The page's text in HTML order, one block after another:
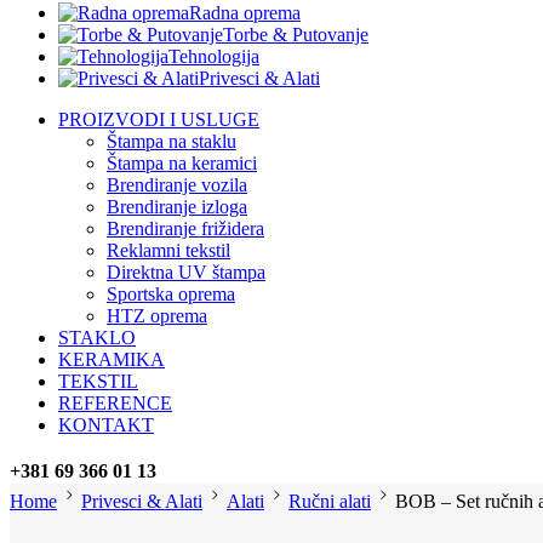
Radna oprema
Torbe & Putovanje
Tehnologija
Privesci & Alati
PROIZVODI I USLUGE
Štampa na staklu
Štampa na keramici
Brendiranje vozila
Brendiranje izloga
Brendiranje frižidera
Reklamni tekstil
Direktna UV štampa
Sportska oprema
HTZ oprema
STAKLO
KERAMIKA
TEKSTIL
REFERENCE
KONTAKT
+381 69 366 01 13
Home
Privesci & Alati Alati Ručni alati BOB – Set ručnih